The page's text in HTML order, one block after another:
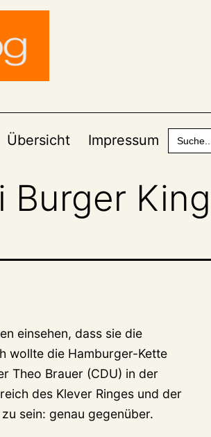
Übersicht Impressum
Search
for:
Burger King
einsehen, dass sie die
wollte die Hamburger-Kette
Theo Brauer (CDU) in der
des Klever Ringes und der
sein: genau gegenüber.